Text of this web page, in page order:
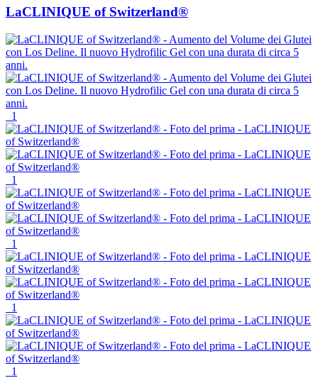
LaCLINIQUE of Switzerland®
1
1
1
1
1